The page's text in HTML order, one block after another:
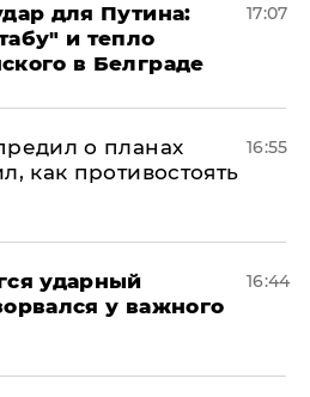
для Путина:
и тепло
в Белграде
17:07
о планах
как противостоять
16:55
ударный
у важного
16:44